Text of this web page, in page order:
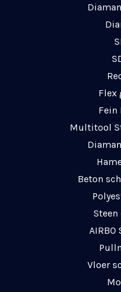
Flex
Multitool
Beton
Steen
Vloer